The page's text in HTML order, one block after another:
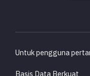
Untuk pengguna